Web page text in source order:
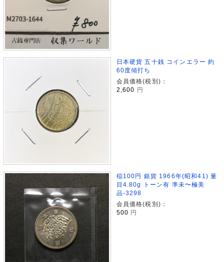
日本硬貨 五十銭 コインエラー 約
60度傾打ち
会員価格(税別)：
2,600 円
稲100円 銀貨 1966年(昭和41) 量
目4.80g トーン有 準未〜極美
品-3298
会員価格(税別)：
500 円